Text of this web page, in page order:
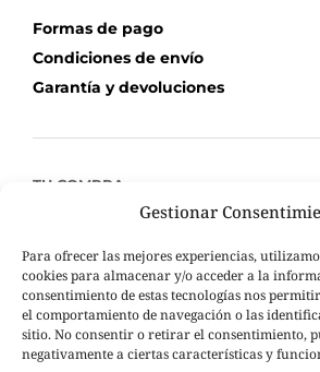
Gestionar
Para ofrecer las mejores experiencias,
cookies para almacenar y/o acceder a la
consentimiento de estas tecnologías nos
el comportamiento de navegación o las
sitio. No consentir o retirar el consentimiento,
negativamente a ciertas características y
Formas de pago
Condiciones de envío
Garantía y devoluciones
TU COMPRA
Carrito de compra
Seguimiento de pedidos